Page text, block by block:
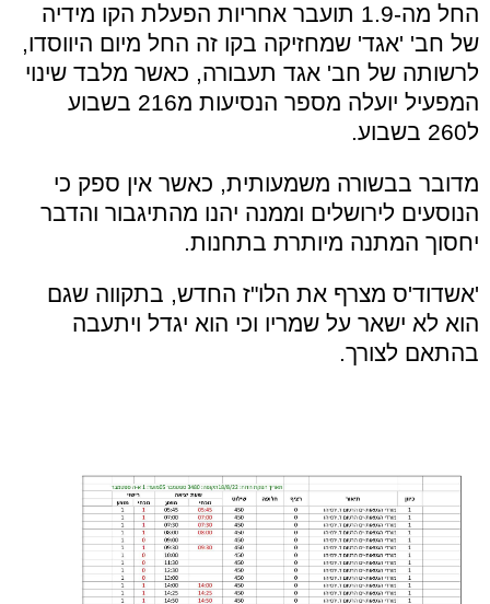
החל מה-1.9 תועבר אחריות הפעלת הקו מידיה
של חב' 'אגד' שמחזיקה בקו זה החל מיום היווסדו,
לרשותה של חב' אגד תעבורה, כאשר מלבד שינוי
המפעיל יועלה מספר הנסיעות מ216 בשבוע
ל260 בשבוע.
מדובר בבשורה משמעותית, כאשר אין ספק כי
הנוסעים לירושלים וממנה יהנו מהתיגבור והדבר
יחסוך המתנה מיותרת בתחנות.
'אשדוד'ס מצרף את הלו"ז החדש, בתקווה שגם
הוא לא ישאר על שמריו וכי הוא יגדל ויתעבה
בהתאם לצורך.